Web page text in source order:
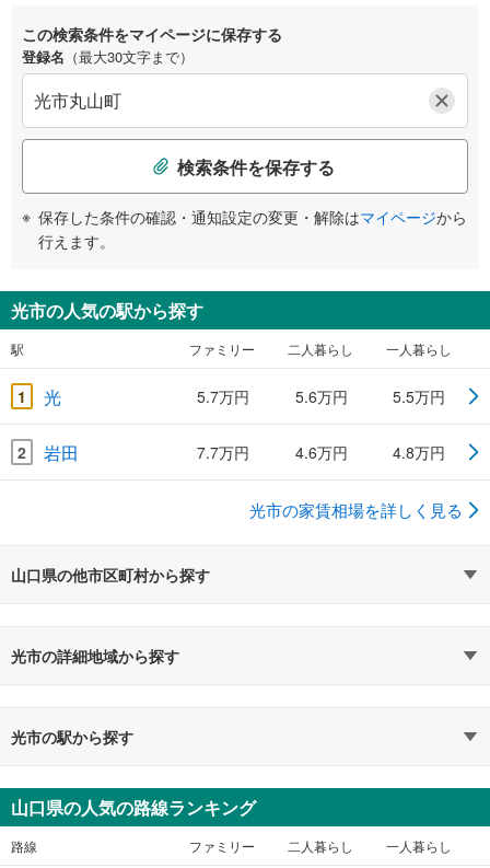
この検索条件をマイページに保存する
登録名 （最大30文字まで）
検索条件を保存する
保存した条件の確認・通知設定の変更・解除はマイページから
行えます。
光市の人気の駅から探す
駅 ファミリー 二人暮らし 一人暮らし
1 光 5.7万円 5.6万円 5.5万円
2 岩田 7.7万円 4.6万円 4.8万円
光市の家賃相場を詳しく見る
山口県の他市区町村から探す
光市の詳細地域から探す
光市の駅から探す
山口県の人気の路線ランキング
路線 ファミリー 二人暮らし 一人暮らし